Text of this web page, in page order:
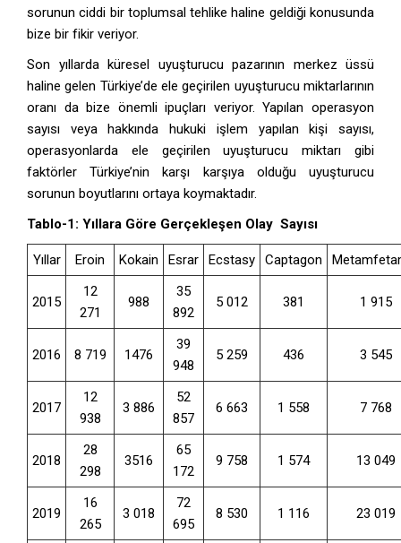
sorunun ciddi bir toplumsal tehlike haline geldiği konusunda
bize bir fikir veriyor.
Son yıllarda küresel uyuşturucu pazarının merkez üssü
haline gelen Türkiye’de ele geçirilen uyuşturucu miktarlarının
oranı da bize önemli ipuçları veriyor. Yapılan operasyon
sayısı veya hakkında hukuki işlem yapılan kişi sayısı,
operasyonlarda ele geçirilen uyuşturucu miktarı gibi
faktörler Türkiye’nin karşı karşıya olduğu uyuşturucu
sorunun boyutlarını ortaya koymaktadır.
Tablo-1: Yıllara Göre Gerçekleşen Olay Sayısı
Yıllar Eroin Kokain Esrar Ecstasy Captagon
2015
12
271
988
35
892
5 012 381 1 915
2016 8 719 1476
39
948
5 259 436 3 545
2017
12
938
3 886
52
857
6 663 1 558 7 768
2018
28
298
3516
65
172
9 758 1 574 13 049
2019
16
265
3 018
72
695
8 530 1 116 23 019